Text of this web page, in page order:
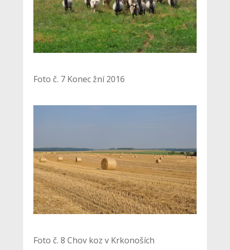
Foto č. 7 Konec žní 2016
Foto č. 8 Chov koz v Krkonoších